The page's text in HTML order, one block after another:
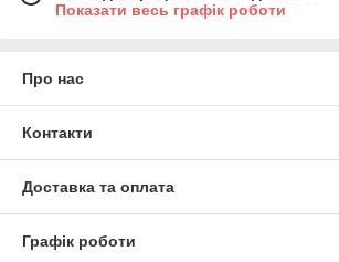
Показати весь графік роботи
Про нас
Контакти
Доставка та оплата
Графік роботи